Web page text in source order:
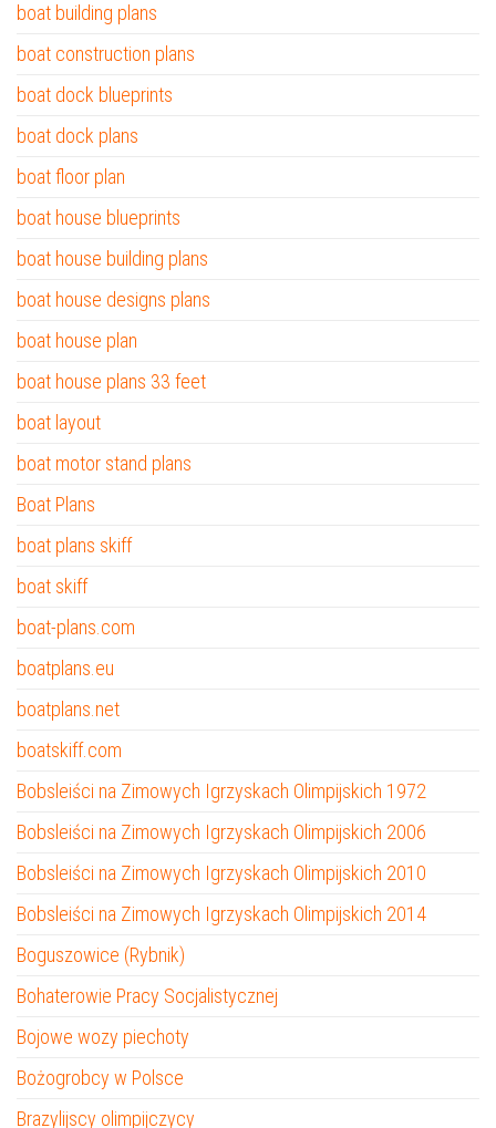
boat building plans
boat construction plans
boat dock blueprints
boat dock plans
boat floor plan
boat house blueprints
boat house building plans
boat house designs plans
boat house plan
boat house plans 33 feet
boat layout
boat motor stand plans
Boat Plans
boat plans skiff
boat skiff
boat-plans.com
boatplans.eu
boatplans.net
boatskiff.com
Bobsleiści na Zimowych Igrzyskach Olimpijskich 1972
Bobsleiści na Zimowych Igrzyskach Olimpijskich 2006
Bobsleiści na Zimowych Igrzyskach Olimpijskich 2010
Bobsleiści na Zimowych Igrzyskach Olimpijskich 2014
Boguszowice (Rybnik)
Bohaterowie Pracy Socjalistycznej
Bojowe wozy piechoty
Bożogrobcy w Polsce
Brazylijscy olimpijczycy